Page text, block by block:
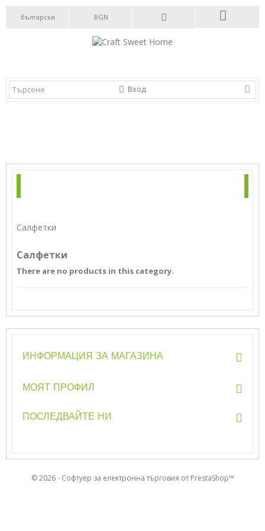
български BGN
Вход
Салфетки
Салфетки
There are no products in this category.
ИНФОРМАЦИЯ ЗА МАГАЗИНА
МОЯТ ПРОФИЛ
ПОСЛЕДВАЙТЕ НИ
© 2026 - Софтуер за електронна търговия от PrestaShop™